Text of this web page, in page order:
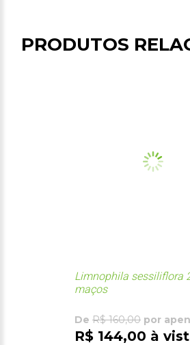
PRODUTOS
Limnophila sessiliflora
maços
De R$ 160,00 por
R$ 144,00 à